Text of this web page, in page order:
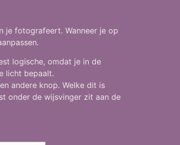
je fotografeert. Wanneer je op
logische, omdat je in de
licht bepaalt.
andere knop. Welke dit is
onder de wijsvinger zit aan de